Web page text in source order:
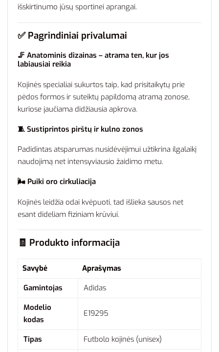
išskirtinumo jūsų sportinei aprangai.
✅ Pagrindiniai privalumai
🦵 Anatominis dizainas – atrama ten, kur jos
labiausiai reikia
Kojinės specialiai sukurtos taip, kad prisitaikytų prie
pėdos formos ir suteiktų papildomą atramą zonose,
kuriose jaučiama didžiausia apkrova.
🧵 Sustiprintos pirštų ir kulno zonos
Padidintas atsparumas nusidėvėjimui užtikrina ilgalaikį
naudojimą net intensyviausio žaidimo metu.
🌬️ Puiki oro cirkuliacija
Kojinės leidžia odai kvėpuoti, tad išlieka sausos net
esant dideliam fiziniam krūviui.
🧾 Produkto informacija
Savybė
Aprašymas
Gamintojas
Adidas
Modelio
kodas
E19295
Tipas Futbolo kojinės (unisex)